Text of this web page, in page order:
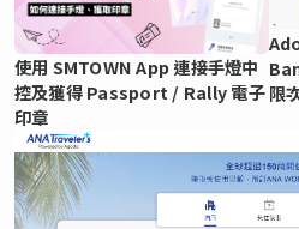
使用 SMTOWN App 連接手燈中
控及獲得 Passport / Rally 電子
印章
限